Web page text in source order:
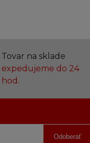
Tovar na sklade
expedujeme do 24
hod.
Odoberať